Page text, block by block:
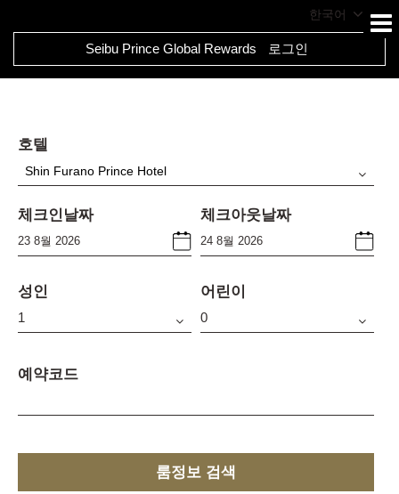
한국어
Seibu Prince Global Rewards 로그인
호텔
Shin Furano Prince Hotel
체크인날짜 체크아웃날짜
성인 어린이
예약코드
룸정보 검색